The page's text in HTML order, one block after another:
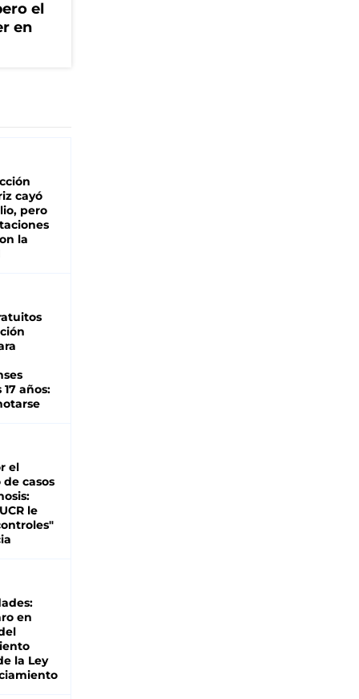
el
en
cayó
pero
la
años:
el
casos
le
en
la Ley